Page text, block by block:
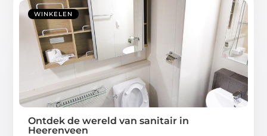
WINKELEN
Ontdek de wereld van sanitair in
Heerenveen